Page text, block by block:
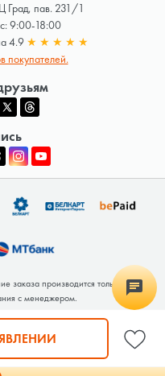
Град, пав. 231/1
9:00-18:00
4.9 ★ ★ ★ ★ ★
покупателей.
производится только после
с менеджером.
«Люкрай» Юридический адрес:
2, оф. 367/2 Почтовый адрес:
корп. 2, оф. 367/2 УНП 691764371
реестре РБ под номером 768117 от